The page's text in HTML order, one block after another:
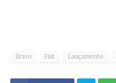
Bravo Fiat Lançamento